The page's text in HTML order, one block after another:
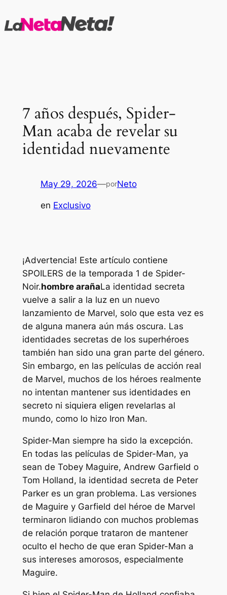
al
7 años después, Spider-
Man acaba de revelar su
identidad nuevamente
May 29, 2026—porNeto
en Exclusivo
¡Advertencia! Este artículo contiene
SPOILERS de la temporada 1 de Spider-
Noir.hombre arañaLa identidad secreta
vuelve a salir a la luz en un nuevo
lanzamiento de Marvel, solo que esta vez es
de alguna manera aún más oscura. Las
identidades secretas de los superhéroes
también han sido una gran parte del género.
Sin embargo, en las películas de acción real
de Marvel, muchos de los héroes realmente
no intentan mantener sus identidades en
secreto ni siquiera eligen revelarlas al
mundo, como lo hizo Iron Man.
Spider-Man siempre ha sido la excepción.
En todas las películas de Spider-Man, ya
sean de Tobey Maguire, Andrew Garfield o
Tom Holland, la identidad secreta de Peter
Parker es un gran problema. Las versiones
de Maguire y Garfield del héroe de Marvel
terminaron lidiando con muchos problemas
de relación porque trataron de mantener
oculto el hecho de que eran Spider-Man a
sus intereses amorosos, especialmente
Maguire.